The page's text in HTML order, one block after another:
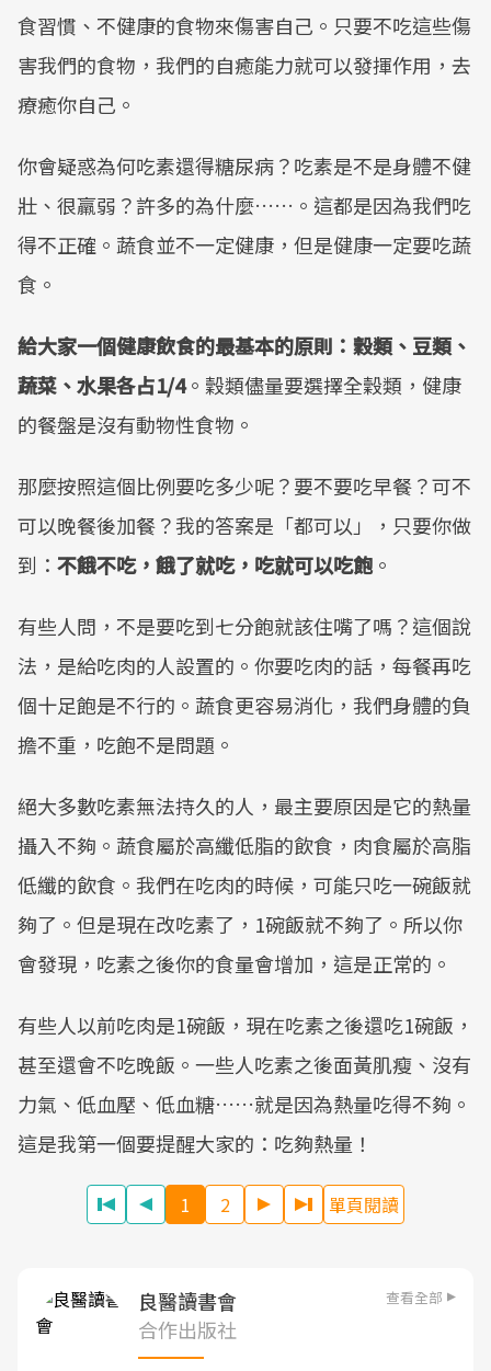
食習慣、不健康的食物來傷害自己。只要不吃這些傷
害我們的食物，我們的自癒能力就可以發揮作用，去
療癒你自己。
你會疑惑為何吃素還得糖尿病？吃素是不是身體不健
壯、很羸弱？許多的為什麼……。這都是因為我們吃
得不正確。蔬食並不一定健康，但是健康一定要吃蔬
食。
給大家一個健康飲食的最基本的原則：穀類、豆類、
蔬菜、水果各占1/4。穀類儘量要選擇全穀類，健康
的餐盤是沒有動物性食物。
那麼按照這個比例要吃多少呢？要不要吃早餐？可不
可以晚餐後加餐？我的答案是「都可以」，只要你做
到： 不餓不吃，餓了就吃，吃就可以吃飽 。
有些人問，不是要吃到七分飽就該住嘴了嗎？這個說
法，是給吃肉的人設置的。你要吃肉的話，每餐再吃
個十足飽是不行的。蔬食更容易消化，我們身體的負
擔不重，吃飽不是問題。
絕大多數吃素無法持久的人，最主要原因是它的熱量
攝入不夠。蔬食屬於高纖低脂的飲食，肉食屬於高脂
低纖的飲食。我們在吃肉的時候，可能只吃一碗飯就
夠了。但是現在改吃素了，1碗飯就不夠了。所以你
會發現，吃素之後你的食量會增加，這是正常的。
有些人以前吃肉是1碗飯，現在吃素之後還吃1碗飯，
甚至還會不吃晚飯。一些人吃素之後面黃肌瘦、沒有
力氣、低血壓、低血糖……就是因為熱量吃得不夠。
這是我第一個要提醒大家的：吃夠熱量！
1 2 單頁閱讀
良醫讀書會 查看全部
合作出版社